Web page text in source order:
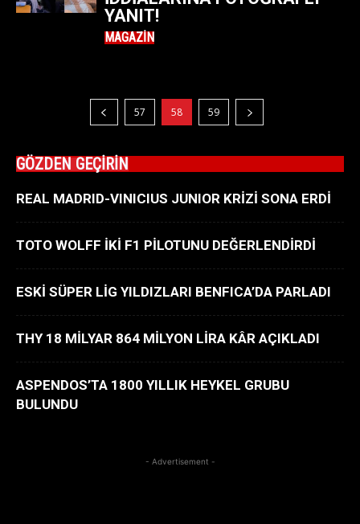
YANIT!
MAGAZIN
57 58 59
GÖZDEN GEÇİRİN
REAL MADRID-VINICIUS JUNIOR KRİZİ SONA ERDİ
TOTO WOLFF İKİ F1 PİLOTUNU DEĞERLENDİRDİ
ESKİ SÜPER LİG YILDIZLARI BENFICA’DA PARLADI
THY 18 MİLYAR 864 MİLYON LİRA KÂR AÇIKLADI
ASPENDOS’TA 1800 YILLIK HEYKEL GRUBU
BULUNDU
- Advertisement -